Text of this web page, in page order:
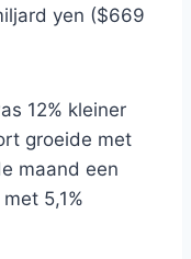
yen ($669
12% kleiner
groeide met
maand een
5,1%